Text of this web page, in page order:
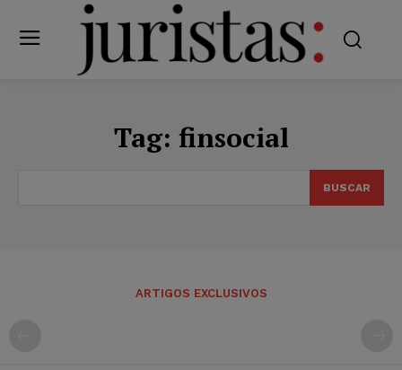
Tag: finsocial
BUSCAR
ARTIGOS EXCLUSIVOS